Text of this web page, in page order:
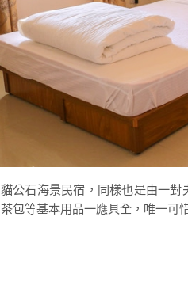
貓公石海景民宿，同樣也是由一對
茶包等基本用品一應具全，唯一可